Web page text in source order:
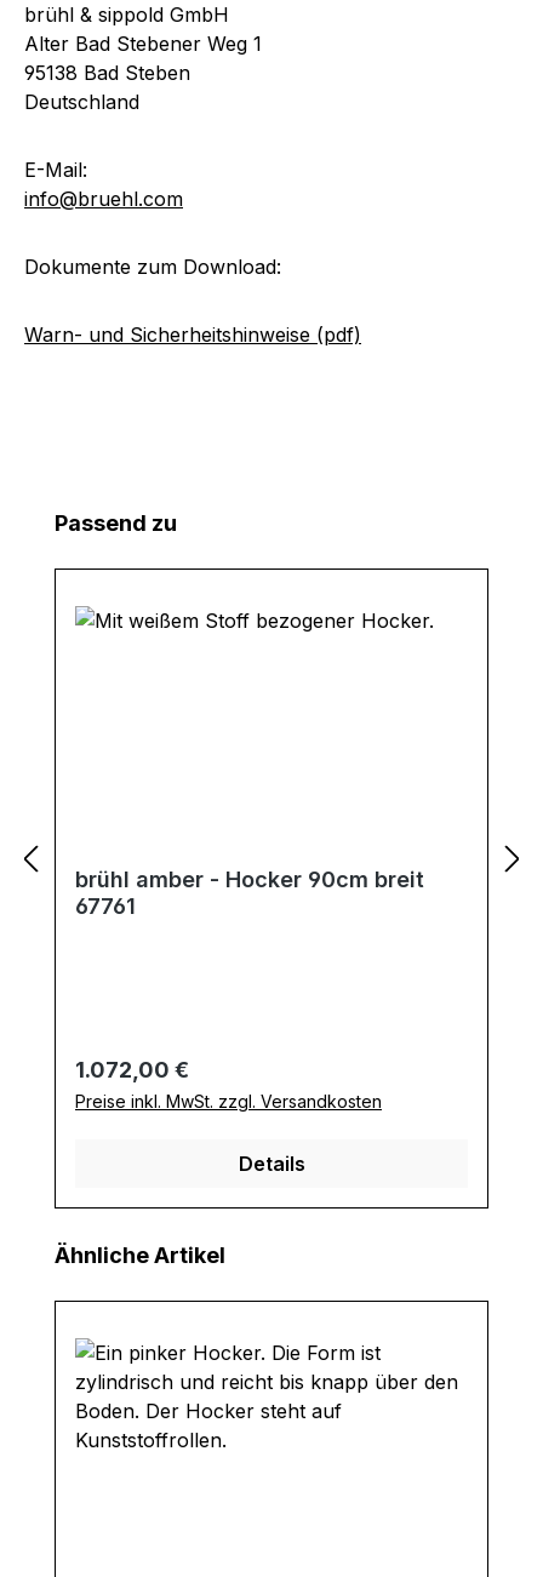
brühl & sippold GmbH
Alter Bad Stebener Weg 1
95138 Bad Steben
Deutschland
E-Mail:
info@bruehl.com
Dokumente zum Download:
Warn- und Sicherheitshinweise (pdf)
Produktgalerie überspringen
Passend zu
brühl amber - Hocker 90cm breit
67761
Regulärer Preis:
1.072,00 €
Preise inkl. MwSt. zzgl. Versandkosten
Details
Produktgalerie überspringen
Ähnliche Artikel